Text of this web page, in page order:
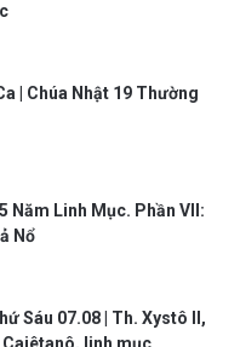
| Chúa Nhật 19 Thường
Năm Linh Mục. Phần VII:
Nổ
Sáu 07.08 | Th. Xystô II,